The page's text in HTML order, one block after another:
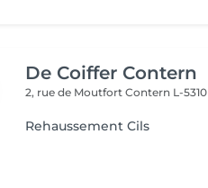
De Coiffer Contern
2, rue de MoutfortContern L-5310
Rehaussement Cils